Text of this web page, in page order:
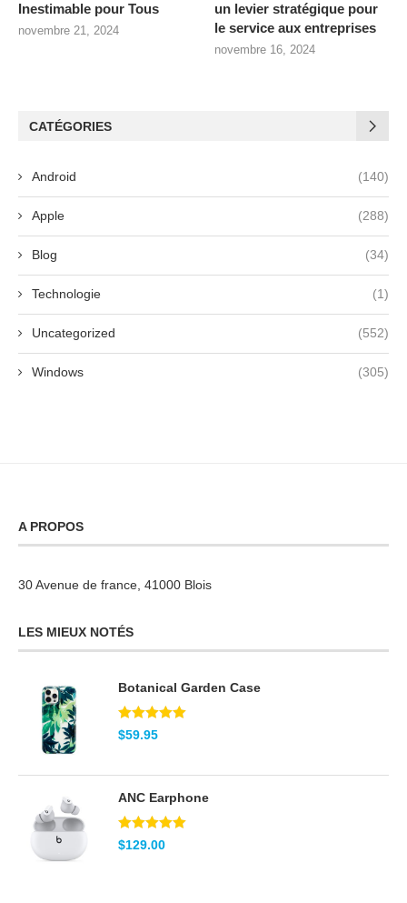
Inestimable pour Tous
novembre 21, 2024
un levier stratégique pour
le service aux entreprises
novembre 16, 2024
CATÉGORIES
Android (140)
Apple (288)
Blog (34)
Technologie (1)
Uncategorized (552)
Windows (305)
A PROPOS
30 Avenue de france, 41000 Blois
LES MIEUX NOTÉS
Botanical Garden Case
Note5.00
sur 5
$59.95
ANC Earphone
Note5.00
sur 5
$129.00